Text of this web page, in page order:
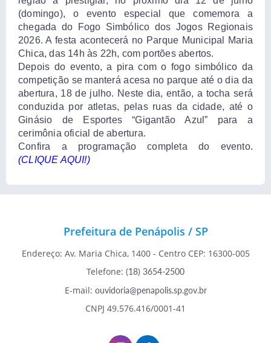
(domingo), o evento especial que comemora a
chegada do Fogo Simbólico dos Jogos Regionais
2026. A festa acontecerá no Parque Municipal Maria
Chica, das 14h às 22h, com portões abertos.
Depois do evento, a pira com o fogo simbólico da
competição se manterá acesa no parque até o dia da
abertura, 18 de julho. Neste dia, então, a tocha será
conduzida por atletas, pelas ruas da cidade, até o
Ginásio de Esportes “Gigantão Azul” para a
cerimônia oficial de abertura.
Confira a programação completa do evento.
(CLIQUE AQUI!)
Prefeitura de Penápolis / SP
Endereço: Av. Maria Chica, 1400 - Centro CEP: 16300-005
Telefone: (18) 3654-2500
E-mail: ouvidoria@penapolis.sp.gov.br
CNPJ 49.576.416/0001-41